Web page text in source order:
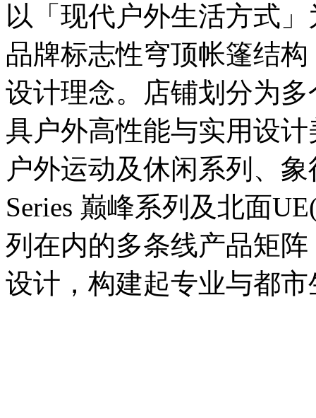
以「现代户外生活方式
品牌标志性穹顶帐篷结
设计理念。店铺划分为
具户外高性能与实用设
户外运动及休闲系列、
Series 巅峰系列及北面
列在内的多条线产品矩
设计，构建起专业与都